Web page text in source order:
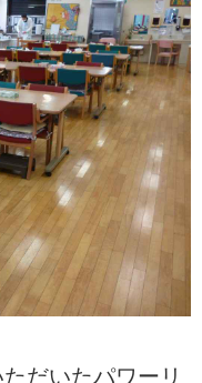
だいたパワーリ